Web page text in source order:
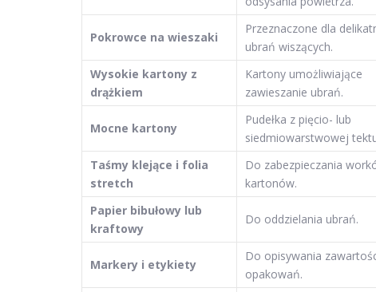
Pokrowce na wieszaki
Przeznaczone dla
ubrań wiszących.
Wysokie kartony z
drążkiem
Kartony umożliwiające
zawieszanie ubrań.
Mocne kartony
Pudełka z pięcio- lub
siedmiowarstwowej
Taśmy klejące i folia
stretch
Do zabezpieczania
kartonów.
Papier bibułowy lub
kraftowy
Do oddzielania ubrań.
Markery i etykiety
Do opisywania
opakowań.